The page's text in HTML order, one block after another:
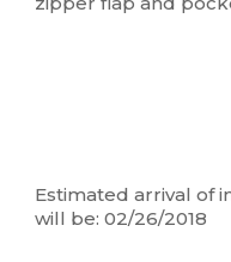
Estimated arrival of
will be: 02/26/2018